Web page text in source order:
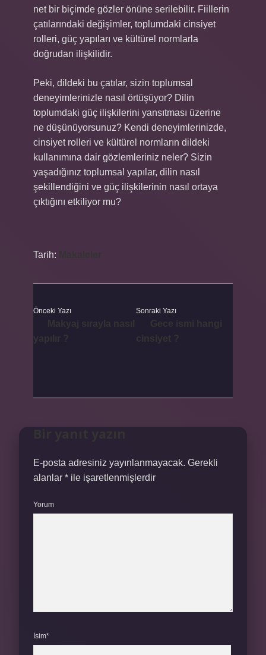
net bir biçimde gözler önüne serilebilir. Fiillerin
çatılarındaki değişimler, toplumdaki cinsiyet
rolleri, güç yapıları ve kültürel normlarla
doğrudan ilişkilidir.
Peki, dildeki bu çatılar, sizin toplumsal
deneyimlerinizle nasıl örtüşüyor? Dilin
toplumdaki güç ilişkilerini yansıtması üzerine
ne düşünüyorsunuz? Kendi deneyimlerinizde,
cinsiyet rolleri ve kültürel normların dildeki
kullanımına dair gözlemleriniz neler? Sizin
yaşadığınız toplumsal yapılar, dilin nasıl
şekillendiğini ve güç ilişkilerinin nasıl ortaya
çıktığını etkiliyor mu?
Tarih:
Önceki Yazı Sonraki Yazı
E-posta adresiniz yayınlanmayacak. Gerekli
alanlar * ile işaretlenmişlerdir
Yorum
İsim*